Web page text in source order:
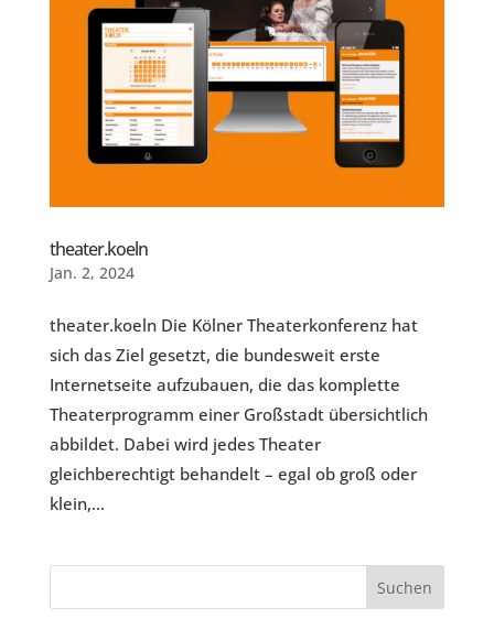
theater.koeln
Jan. 2, 2024
theater.koeln Die Kölner Theaterkonferenz hat
sich das Ziel gesetzt, die bundesweit erste
Internetseite aufzubauen, die das komplette
Theaterprogramm einer Großstadt übersichtlich
abbildet. Dabei wird jedes Theater
gleichberechtigt behandelt – egal ob groß oder
klein,...
Suchen